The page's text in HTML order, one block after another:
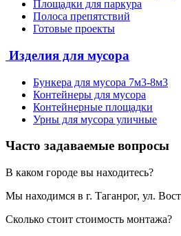
Площадки для паркура
Полоса препятствий
Готовые проекты
Изделия для мусора
Бункера для мусора 7м3-8м3
Контейнеры для мусора
Контейнерные площадки
Урны для мусора уличные
Часто задаваемые вопросы
В каком городе вы находитесь?
Мы находимся в г. Таганрог, ул.
Сколько стоит стоимость монтажа?